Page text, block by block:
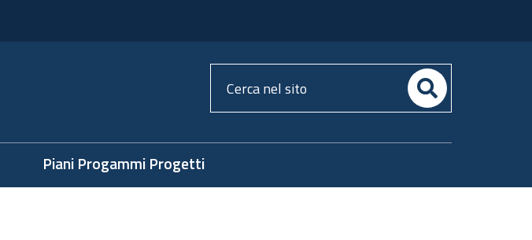
Cerca
nel
Piani Progammi Progetti